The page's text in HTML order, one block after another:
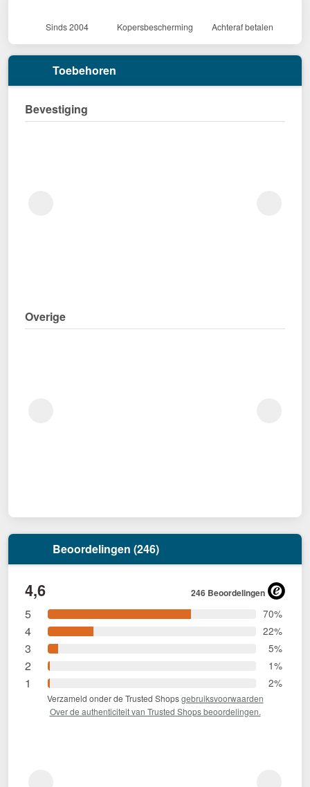
Sinds 2004 Kopersbescherming Achteraf betalen
Toebehoren
Bevestiging
Overige
Beoordelingen (246)
4,6 246 Beoordelingen
5 70%
4 22%
3 5%
2 1%
1 2%
Verzameld onder de Trusted Shopsgebruiksvoorwaarden
Over de authenticiteit van Trusted Shops beoordelingen.